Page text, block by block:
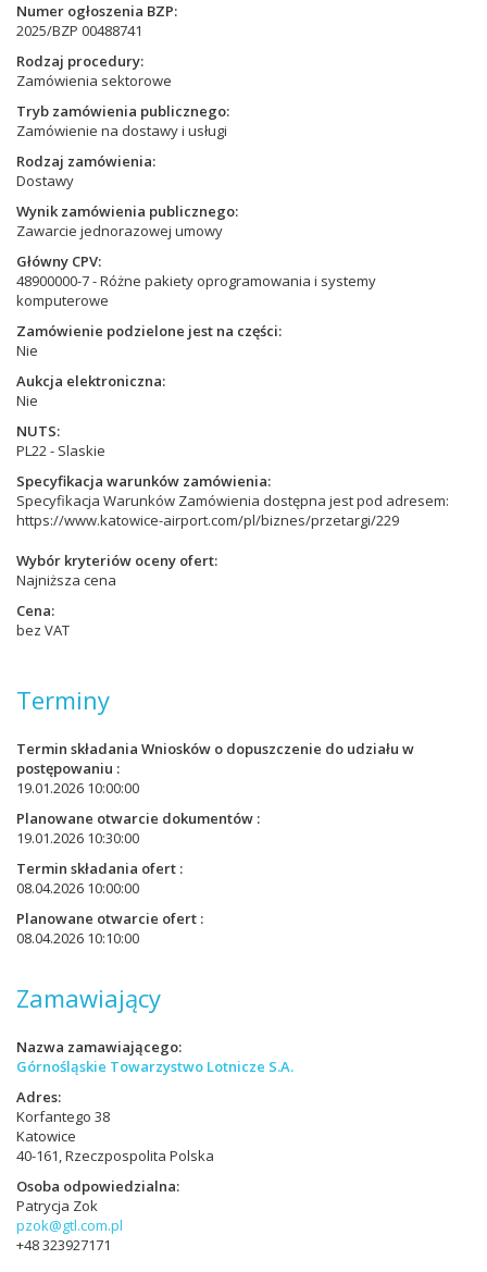
Numer ogłoszenia BZP
2025/BZP 00488741
Rodzaj procedury
Zamówienia sektorowe
Tryb zamówienia publicznego
Zamówienie na dostawy i usługi
Rodzaj zamówienia
Dostawy
Wynik zamówienia publicznego
Zawarcie jednorazowej umowy
Główny CPV
48900000-7 - Różne pakiety oprogramowania i systemy
komputerowe
Zamówienie podzielone jest na części
Nie
Aukcja elektroniczna
Nie
NUTS
PL22 - Slaskie
Specyfikacja warunków zamówienia
Specyfikacja Warunków Zamówienia dostępna jest pod adresem:
https://www.katowice-airport.com/pl/biznes/przetargi/229
Wybór kryteriów oceny ofert
Najniższa cena
Cena
bez VAT
Terminy
Termin składania Wniosków o dopuszczenie do udziału w
postępowaniu
19.01.2026 10:00:00
Planowane otwarcie dokumentów
19.01.2026 10:30:00
Termin składania ofert
08.04.2026 10:00:00
Planowane otwarcie ofert
08.04.2026 10:10:00
Zamawiający
Nazwa zamawiającego
Górnośląskie Towarzystwo Lotnicze S.A.
Adres
Korfantego 38
Katowice
40-161, Rzeczpospolita Polska
Osoba odpowiedzialna
Patrycja Zok
pzok@gtl.com.pl
+48 323927171